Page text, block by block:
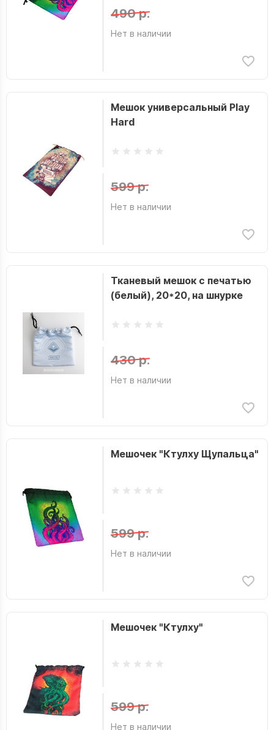
490 р.
Нет в наличии
Мешок универсальный Play
Hard
599 р.
Нет в наличии
Тканевый мешок с печатью
(белый), 20*20, на шнурке
430 р.
Нет в наличии
Мешочек "Ктулху Щупальца"
599 р.
Нет в наличии
Мешочек "Ктулху"
599 р.
Нет в наличии